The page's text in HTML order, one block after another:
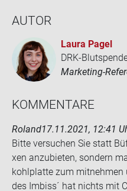
AUTOR
Laura Pagel
DRK-
Marketing-
KOM­MEN­TA­RE
Roland17.11.2021, 12:41
Bitte ver­su­chen Sie statt
xen an­zu­bie­ten, son­dern
kohl­plat­te zum mit­neh­men
des Im­biss´ hat nichts mit